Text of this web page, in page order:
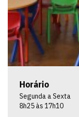
Horário
Segunda a Sexta
8h25 às 17h10